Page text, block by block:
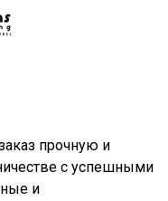
прочную и
с успешными
и